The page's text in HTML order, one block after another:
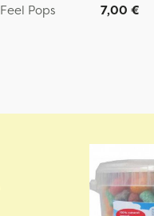
Pops
7,00 €